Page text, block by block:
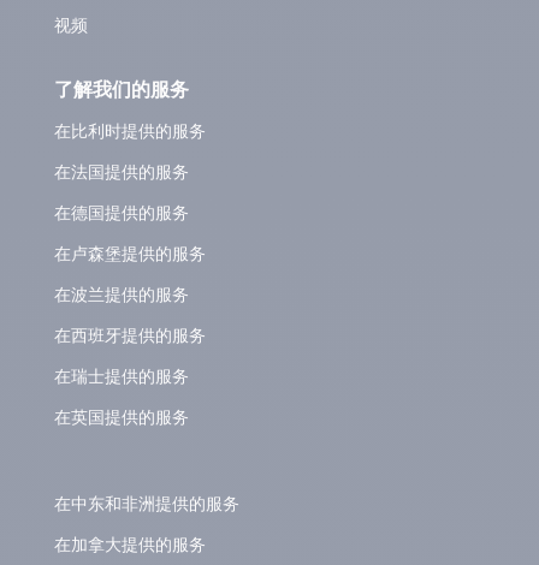
视频
了解我们的服务
在比利时提供的服务
在法国提供的服务
在德国提供的服务
在卢森堡提供的服务
在波兰提供的服务
在西班牙提供的服务
在瑞士提供的服务
在英国提供的服务
在中东和非洲提供的服务
在加拿大提供的服务